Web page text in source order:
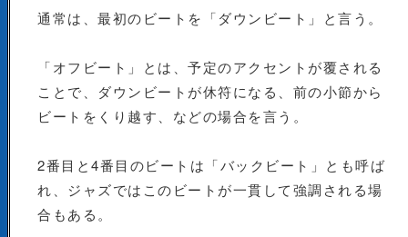
通常は、最初のビートを「ダウンビート」と言う。
「オフビート」とは、予定のアクセントが覆される
ことで、ダウンビートが休符になる、前の小節から
ビートをくり越す、などの場合を言う。
2番目と4番目のビートは「バックビート」とも呼ば
れ、ジャズではこのビートが一貫して強調される場
合もある。